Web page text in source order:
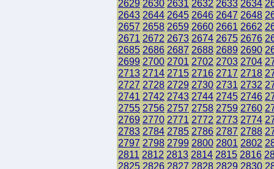
2629 2630 2631 2632 2633 2634
2643 2644 2645 2646 2647 2648
2657 2658 2659 2660 2661 2662
2671 2672 2673 2674 2675 2676
2685 2686 2687 2688 2689 2690
2699 2700 2701 2702 2703 2704
2713 2714 2715 2716 2717 2718
2727 2728 2729 2730 2731 2732
2741 2742 2743 2744 2745 2746
2755 2756 2757 2758 2759 2760
2769 2770 2771 2772 2773 2774
2783 2784 2785 2786 2787 2788
2797 2798 2799 2800 2801 2802
2811 2812 2813 2814 2815 2816
2825 2826 2827 2828 2829 2830